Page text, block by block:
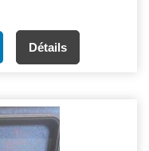
Détails